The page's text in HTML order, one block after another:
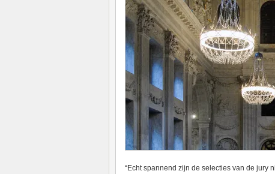
“Echt spannend zijn de selecties van de jury